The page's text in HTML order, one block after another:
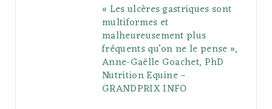
« Les ulcères gastriques sont
multiformes et
malheureusement plus
fréquents qu’on ne le pense »,
Anne-Gaëlle Goachet, PhD
Nutrition Equine –
GRANDPRIX INFO